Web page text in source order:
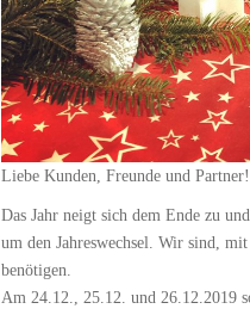
Liebe Kunden, Freunde und Partner!
Das Jahr neigt sich dem Ende zu
um den Jahreswechsel. Wir sind,
benötigen.
Am 24.12., 25.12. und 26.12.2019